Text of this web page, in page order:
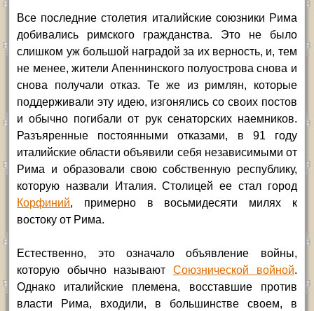
Все последние столетия италийские союзники Рима
добивались римского гражданства. Это не было
слишком уж большой наградой за их верность, и, тем
не менее, жители Апеннинского полуострова снова и
снова получали отказ. Те же из римлян, которые
поддерживали эту идею, изгонялись со своих постов
и обычно погибали от рук сенаторских наемников.
Разъяренные постоянными отказами, в 91 году
италийские области объявили себя независимыми от
Рима и образовали свою собственную республику,
которую назвали Италия. Столицей ее стал город
Корфиний, примерно в восьмидесяти милях к
востоку от Рима.
Естественно, это означало объявление войны,
которую обычно называютСоюзнической войной.
Однако италийские племена, восставшие против
власти Рима, входили, в большинстве своем, в